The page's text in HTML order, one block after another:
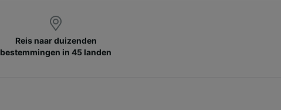
Reis naar duizenden
bestemmingen in 45 landen